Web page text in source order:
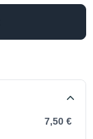
7,50 €